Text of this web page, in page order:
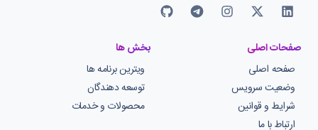
صفحات اصلی
صفحه اصلی
وضعیت سرویس
شرایط و قوانین
ارتباط با ما
بخش ها
ویترین برنامه ها
توسعه دهندگان
محصولات و خدمات